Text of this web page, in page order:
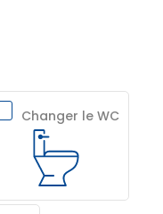
Changer le WC